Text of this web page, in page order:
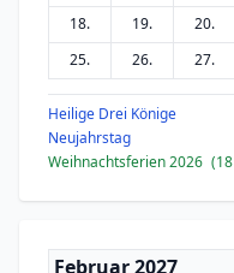
18.
19. 20.
25.
26. 27.
Heilige Drei Könige
Neujahrstag
Weihnachtsferien 2026 (18
Februar 2027